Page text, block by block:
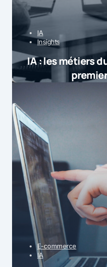
IA
Insights
IA : les métiers
E-commerce
IA